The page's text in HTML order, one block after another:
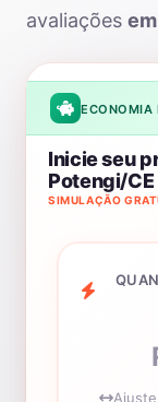
avaliações
ECONOMIA
SIMULAÇÃO
Inicie seu
Potengi/CE